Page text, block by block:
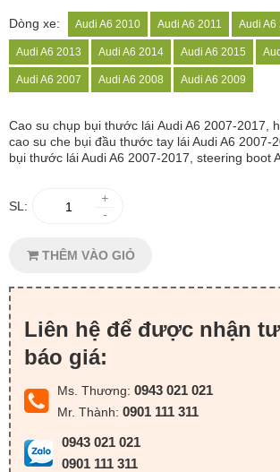
Dòng xe: Audi A6 2010 Audi A6 2011 Audi A6
Audi A6 2013 Audi A6 2014 Audi A6 2015
Audi A6 2007 Audi A6 2008 Audi A6 2009
Cao su chụp bụi thước lái Audi A6 2007-2017,
cao su che bụi đầu thước tay lái Audi A6 2007-
bụi thước lái Audi A6 2007-2017, steering boot
SL:
+
-
THÊM VÀO GIỎ
Liên hệ để được nhận
báo giá:
Ms. Thương: 0943 021 021
Mr. Thành: 0901 111 311
0943 021 021
0901 111 311